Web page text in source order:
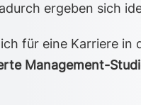
ergeben sich
für eine Karriere
Management-